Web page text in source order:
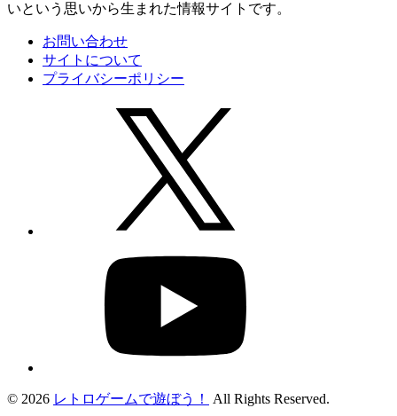
いという思いから生まれた情報サイトです。
お問い合わせ
サイトについて
プライバシーポリシー
© 2026 レトロゲームで遊ぼう！ All Rights Reserved.